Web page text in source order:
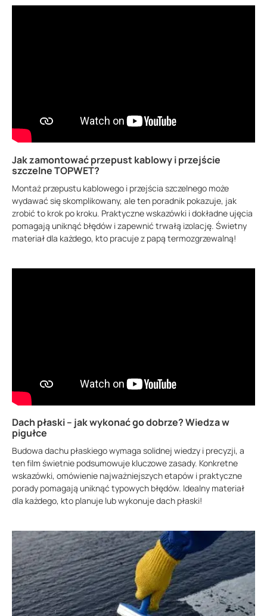
Jak zamontować przepust kablowy i przejście
szczelne TOPWET?
Montaż przepustu kablowego i przejścia szczelnego może
wydawać się skomplikowany, ale ten poradnik pokazuje, jak
zrobić to krok po kroku. Praktyczne wskazówki i dokładne ujęcia
pomagają uniknąć błędów i zapewnić trwałą izolację. Świetny
materiał dla każdego, kto pracuje z papą termozgrzewalną!
Dach płaski – jak wykonać go dobrze? Wiedza w
pigułce
Budowa dachu płaskiego wymaga solidnej wiedzy i precyzji, a
ten film świetnie podsumowuje kluczowe zasady. Konkretne
wskazówki, omówienie najważniejszych etapów i praktyczne
porady pomagają uniknąć typowych błędów. Idealny materiał
dla każdego, kto planuje lub wykonuje dach płaski!